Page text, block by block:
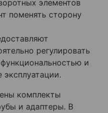
элементов
поменять сторону
регулировать
и
комплекты
и адаптеры. В